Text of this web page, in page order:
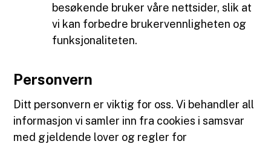
besøkende bruker våre nettsider, slik at
vi kan forbedre brukervennligheten og
funksjonaliteten.
Personvern
Ditt personvern er viktig for oss. Vi behandler all
informasjon vi samler inn fra cookies i samsvar
med gjeldende lover og regler for